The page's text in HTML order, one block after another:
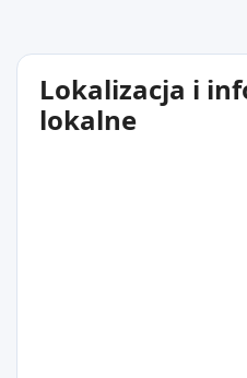
Lokalizacja i
lokalne